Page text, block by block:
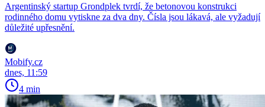
Argentinský startup Grondplek tvrdí, že betonovou konstrukci
rodinného domu vytiskne za dva dny. Čísla jsou lákavá, ale vyžadují
důležité upřesnění.
Mobify.cz
dnes, 11:59
4 min